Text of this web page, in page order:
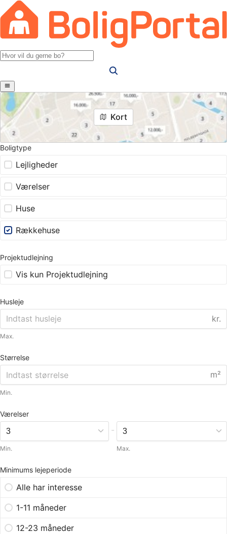
Kort
Boligtype
Lejligheder
Værelser
Huse
Rækkehuse
Projektudlejning
Vis kun Projektudlejning
Husleje
kr.
Max.
Størrelse
m²
Min.
Værelser
Min.
-
Max.
Minimums lejeperiode
Alle har interesse
1-11 måneder
12-23 måneder